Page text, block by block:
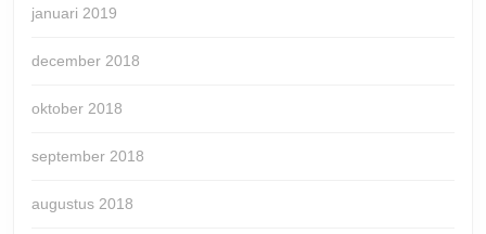
januari 2019
december 2018
oktober 2018
september 2018
augustus 2018